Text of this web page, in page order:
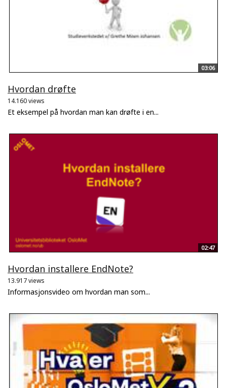
03:06
Hvordan drøfte
14.160 views
Et eksempel på hvordan man kan drøfte i en...
02:47
Hvordan installere EndNote?
13.917 views
Informasjonsvideo om hvordan man som...